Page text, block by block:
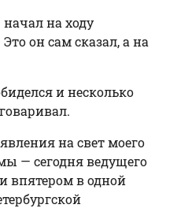
на ходу
он сам сказал, а на
и несколько
на свет моего
— сегодня ведущего
впятером в одной